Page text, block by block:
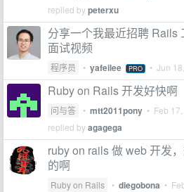
replied bypeterxu
分享一个我最近招聘 Rails
面试视频
程序员 • yafeilee PRO • Jun
Ruby on Rails 开发好快啊
问与答 • mtt2011pony • Feb
replied byagagega
ruby on rails 做 web 开发
的啊
Ruby on Rails • diegobona •